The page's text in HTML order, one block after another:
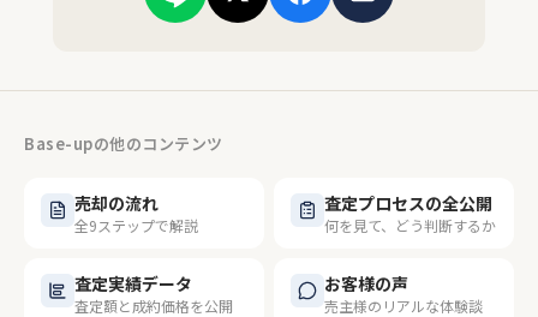
Base-upの他のコンテンツ
売却の流れ
全9ステップで解説
査定プロセスの全公開
何を見て、どう判断するか
査定実績データ
査定額と成約価格を公開
お客様の声
売主様のリアルな体験談